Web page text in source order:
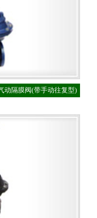
动隔膜阀(带手动往复型)